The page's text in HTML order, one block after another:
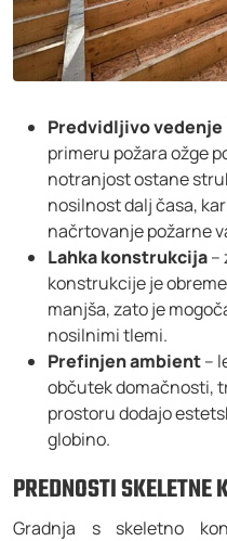
Predvidljivo vedenje
primeru požara ožge
notranjost ostane
nosilnost dalj časa,
načrtovanje požarne
Lahka konstrukcija–
konstrukcije je
manjša, zato je
nosilnimi tlemi.
Prefinjen ambient–
občutek domačnosti,
prostoru dodajo
globino.
PREDNOSTI SKELETNE
Gradnja s skeletno